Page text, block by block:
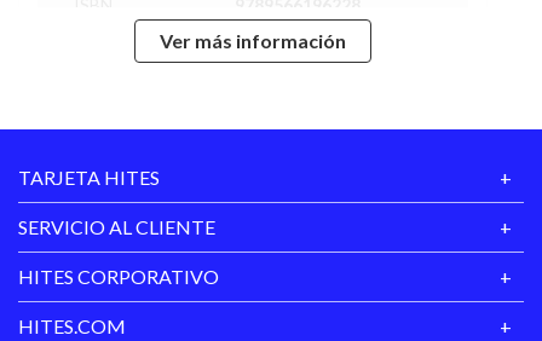
Nº de Páginas 416
Hecho en Chile
Garantía
Género Literario Novela_juvenil
Ver más información
TARJETA HITES
SERVICIO AL CLIENTE
HITES CORPORATIVO
HITES.COM